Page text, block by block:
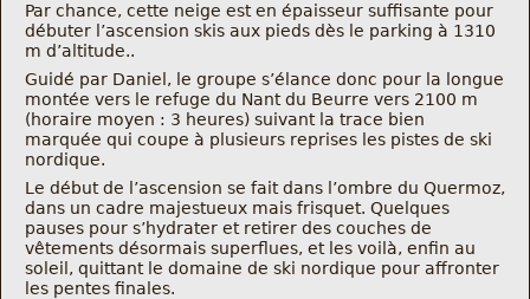
Nous trouver
Comment être informé des sorties
Programme
Crazy Gums
Rechercher
Par chance, cette neige est en épaisseur suffisante pour
débuter l’ascension skis aux pieds dès le parking à 1310
m d’altitude..
Guidé par Daniel, le groupe s’élance donc pour la longue
montée vers le refuge du Nant du Beurre vers 2100 m
(horaire moyen : 3 heures) suivant la trace bien
marquée qui coupe à plusieurs reprises les pistes de ski
nordique.
Le début de l’ascension se fait dans l’ombre du Quermoz,
dans un cadre majestueux mais frisquet. Quelques
pauses pour s’hydrater et retirer des couches de
vêtements désormais superflues, et les voilà, enfin au
soleil, quittant le domaine de ski nordique pour affronter
les pentes finales.